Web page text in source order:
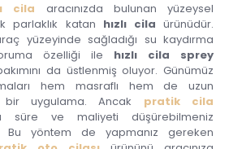
cila aracınızda bulunan yüzeysel
parlaklık katan hızlı cila ürünüdür.
yüzeyinde sağladığı su kaydırma
özelliği ile hızlı cila sprey
da üstlenmiş oluyor. Günümüz
hem masraflı hem de uzun
uygulama. Ancak pratik cila
ve maliyeti düşürebilmeniz
Bu yöntem de yapmanız gereken